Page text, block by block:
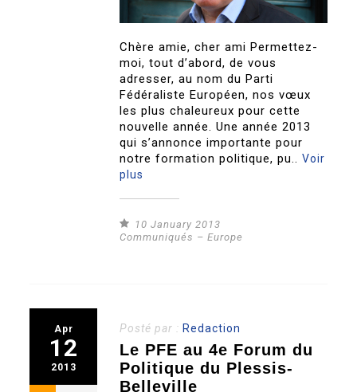
Chère amie, cher ami Permettez-
moi, tout d’abord, de vous
adresser, au nom du Parti
Fédéraliste Européen, nos vœux
les plus chaleureux pour cette
nouvelle année. Une année 2013
qui s’annonce importante pour
notre formation politique, pu..Voir
plus
10 January 2013
Communiqués – Europe
Apr
12
2013
Posté par : Redaction
Le PFE au 4e Forum du
Politique du Plessis-
Belleville